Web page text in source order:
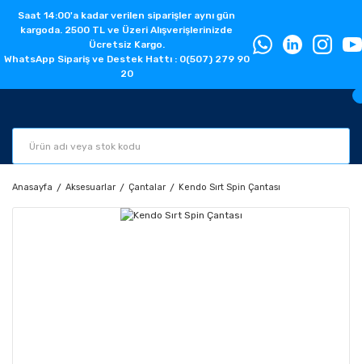
Saat 14:00'a kadar verilen siparişler aynı gün
kargoda. 2500 TL ve Üzeri Alışverişlerinizde
Ücretsiz Kargo.
WhatsApp Sipariş ve Destek Hattı : 0(507) 279 90
20
Anasayfa Aksesuarlar Çantalar Kendo Sırt Spin Çantası